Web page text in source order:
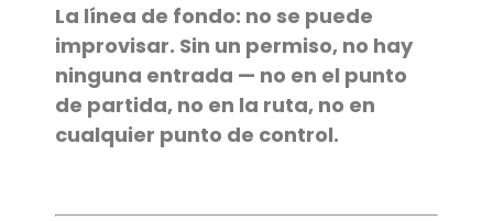
La línea de fondo: no se puede
improvisar. Sin un permiso, no hay
ninguna entrada — no en el punto
de partida, no en la ruta, no en
cualquier punto de control.